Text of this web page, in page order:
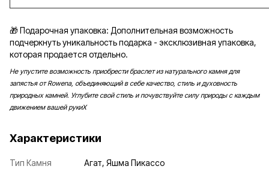
🎁 Подарочная упаковка: Дополнительная возможность
подчеркнуть уникальность подарка - эксклюзивная упаковка,
которая продается отдельно.
Не упустите возможность приобрести браслет из натурального камня для
запястья от Rowena, объединяющий в себе качество, стиль и духовность
природных камней. Углубите свой стиль и почувствуйте силу природы с каждым
движением вашей рукиХ
Характеристики
Тип Камня
Агат, Яшма Пикассо